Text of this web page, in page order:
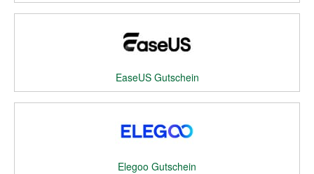
EaseUS Gutschein
Elegoo Gutschein